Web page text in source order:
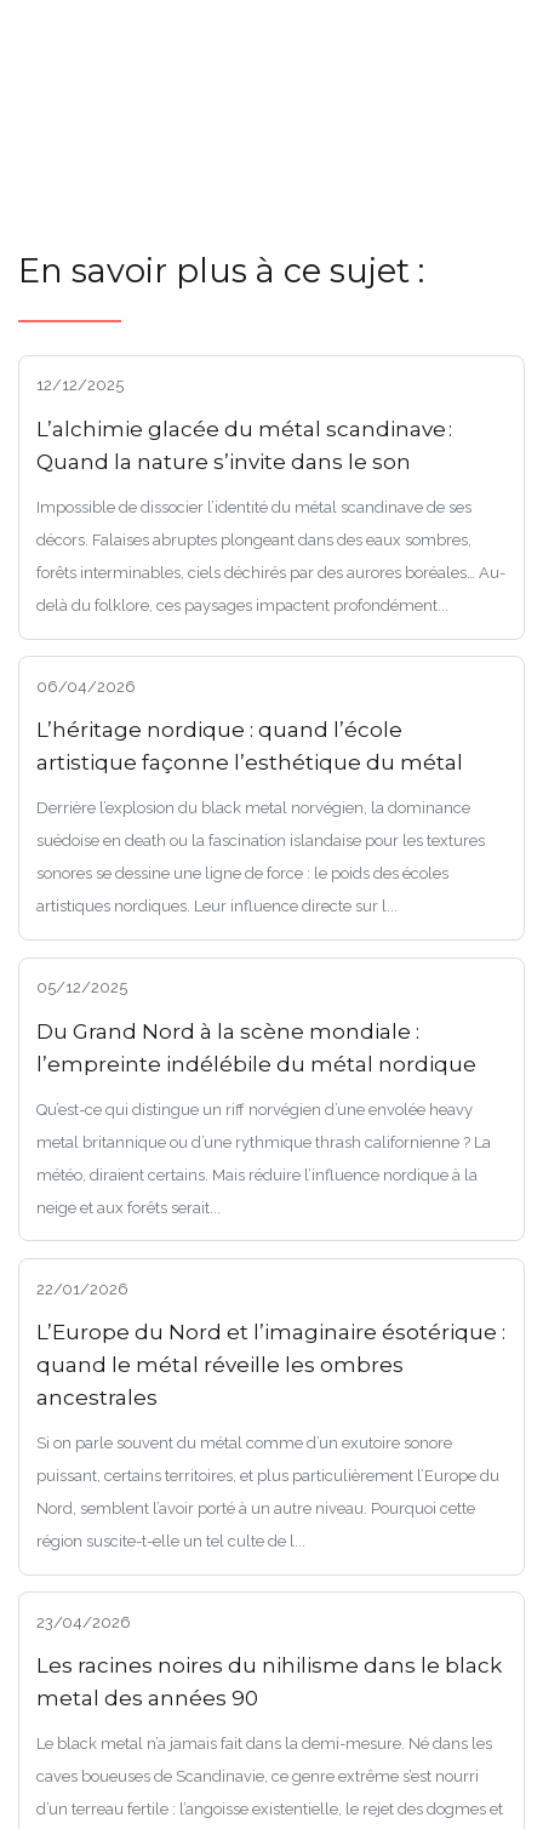
En savoir plus à ce sujet :
12/12/2025
L’alchimie glacée du métal scandinave :
Quand la nature s’invite dans le son
Impossible de dissocier l’identité du métal scandinave de ses
décors. Falaises abruptes plongeant dans des eaux sombres,
forêts interminables, ciels déchirés par des aurores boréales… Au-
delà du folklore, ces paysages impactent profondément...
06/04/2026
L’héritage nordique : quand l’école
artistique façonne l’esthétique du métal
Derrière l’explosion du black metal norvégien, la dominance
suédoise en death ou la fascination islandaise pour les textures
sonores se dessine une ligne de force : le poids des écoles
artistiques nordiques. Leur influence directe sur l...
05/12/2025
Du Grand Nord à la scène mondiale :
l’empreinte indélébile du métal nordique
Qu’est-ce qui distingue un riff norvégien d’une envolée heavy
metal britannique ou d’une rythmique thrash californienne ? La
météo, diraient certains. Mais réduire l’influence nordique à la
neige et aux forêts serait...
22/01/2026
L’Europe du Nord et l’imaginaire ésotérique :
quand le métal réveille les ombres
ancestrales
Si on parle souvent du métal comme d’un exutoire sonore
puissant, certains territoires, et plus particulièrement l’Europe du
Nord, semblent l’avoir porté à un autre niveau. Pourquoi cette
région suscite-t-elle un tel culte de l...
23/04/2026
Les racines noires du nihilisme dans le black
metal des années 90
Le black metal n’a jamais fait dans la demi-mesure. Né dans les
caves boueuses de Scandinavie, ce genre extrême s’est nourri
d’un terreau fertile : l’angoisse existentielle, le rejet des dogmes et